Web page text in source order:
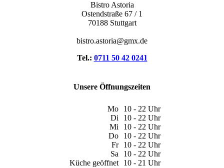
Bistro Astoria
Ostendstraße 67 / 1
70188 Stuttgart
bistro.astoria@gmx.de
Tel.: 0711 50 42 0241
Unsere Öffnungszeiten
Mo
Di
Mi
Do
Fr
Sa
Küche geöffnet
10 - 22 Uhr
10 - 22 Uhr
10 - 22 Uhr
10 - 22 Uhr
10 - 22 Uhr
10 - 22 Uhr
10 - 21 Uhr